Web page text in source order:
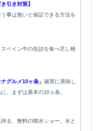
引き対策】
事は無いと保証できる方法を
ペイン中の缶詰を食べ尽し検
ナグルメ10ヶ条」確実に美味し
、まずは基本の10ヵ条。
る、無料の噴水ショー。水と